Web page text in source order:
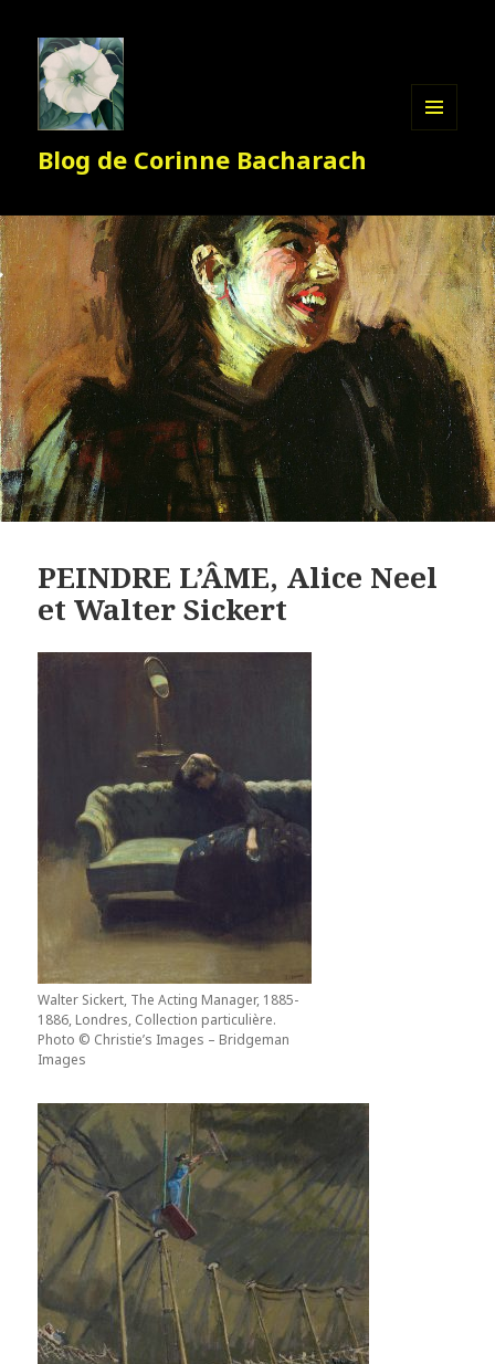
Blog de Corinne Bacharach
PEINDRE L’ÂME, Alice Neel
et Walter Sickert
Walter Sickert, The Acting Manager, 1885-
1886, Londres, Collection particulière.
Photo © Christie’s Images – Bridgeman
Images